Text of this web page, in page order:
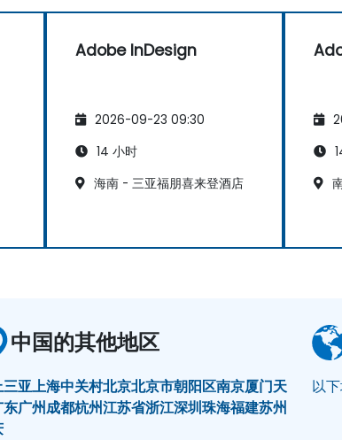
Adobe InDesign
2026-09-23 09:30
14 小时
海南 - 三亚福朋喜来登酒店
中国的其他地区
三亚上海中关村北京北京市朝阳区南京厦门天
东广州成都杭州江苏省浙江深圳珠海福建苏州
以